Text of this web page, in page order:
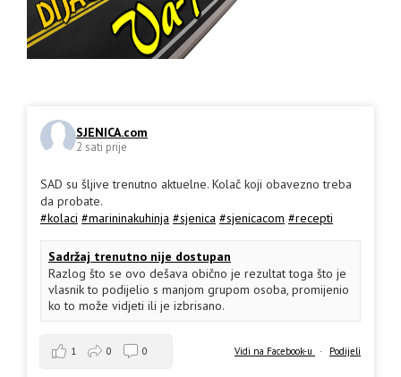
SJENICA.com
2 sati prije
SAD su šljive trenutno aktuelne. Kolač koji obavezno treba
da probate.
#kolaci #marininakuhinja #sjenica #sjenicacom #recepti
Sadržaj trenutno nije dostupan
Razlog što se ovo dešava obično je rezultat toga što je
vlasnik to podijelio s manjom grupom osoba, promijenio
ko to može vidjeti ili je izbrisano.
Vidi na Facebook-u · Podijeli
1 0 0